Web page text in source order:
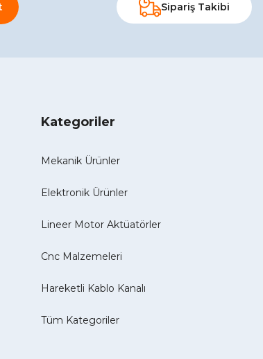
Sipariş Takibi
Kategoriler
Mekanik Ürünler
Elektronik Ürünler
Lineer Motor Aktüatörler
Cnc Malzemeleri
Hareketli Kablo Kanalı
Tüm Kategoriler